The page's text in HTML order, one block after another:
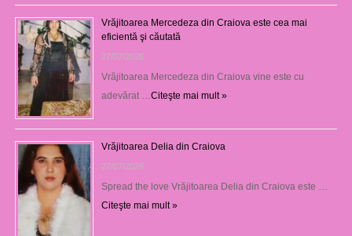
Vrăjitoarea Mercedeza din Craiova este cea mai
eficientă şi căutată
27/07/2026
Vrăjitoarea Mercedeza din Craiova vine este cu
adevărat … Citeşte mai mult »
Vrăjitoarea Delia din Craiova
27/07/2026
Spread the love Vrăjitoarea Delia din Craiova este …
Citeşte mai mult »